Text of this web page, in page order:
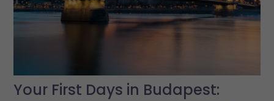
Your First Days in Budapest: